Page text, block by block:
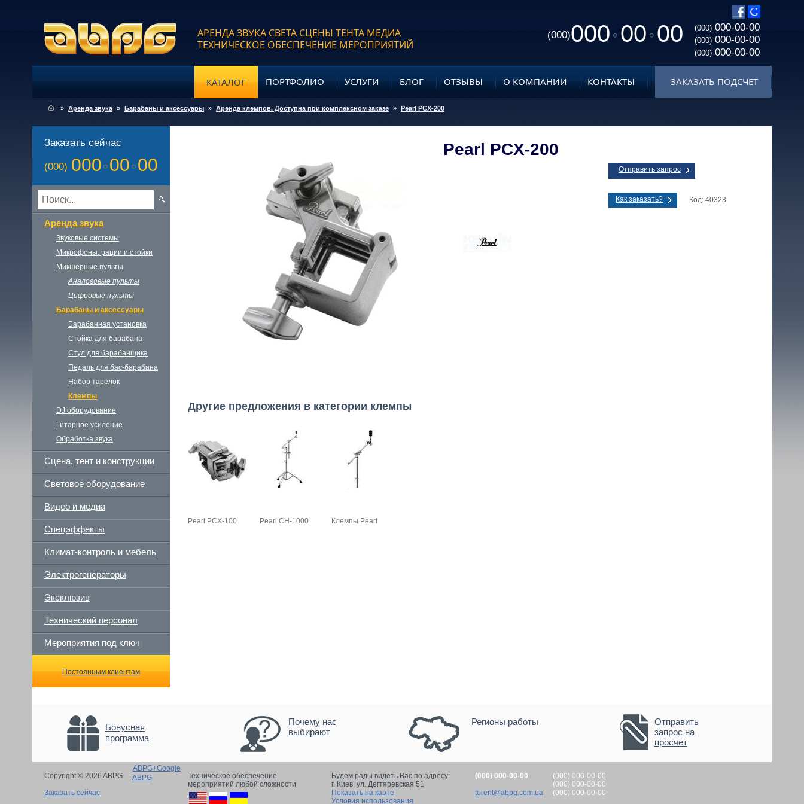
АРЕНДА ЗВУКА СВЕТА СЦЕНЫ ТЕНТА МЕДИА
ТЕХНИЧЕСКОЕ ОБЕСПЕЧЕНИЕ МЕРОПРИЯТИЙ
(000)000 00 00 (000) 000-00-00
(000) 000-00-00
(000) 000-00-00
КАТАЛОГ ПОРТФОЛИО УСЛУГИ БЛОГ ОТЗЫВЫ О КОМПАНИИ КОНТАКТЫ ЗАКАЗАТЬ ПОДСЧЕТ
» Аренда звука » Барабаны и аксессуары » Аренда клемпов. Доступна при комплексном заказе » Pearl PCX-200
Заказать сейчас
(000) 000 00 00
Аренда звука
Звуковые системы
Микрофоны, рации и стойки
Микшерные пульты
Аналоговые пульты
Цифровые пульты
Барабаны и аксессуары
Барабанная установка
Стойка для барабана
Стул для барабанщика
Педаль для бас-барабана
Набор тарелок
Клемпы
DJ oборудование
Гитарное усиление
Обработка звука
Сцена, тент и конструкции
Световое оборудование
Видео и медиа
Спецэффекты
Климат-контроль и мебель
Электрогенераторы
Эксклюзив
Технический персонал
Мероприятия под ключ
Постоянным клиентам
Pearl PCX-200
Отправить запрос
Как заказать? Код: 40323
Другие предложения в категории клемпы
Pearl PCX-100 Pearl CH-1000 Клемпы Pearl
Бонусная
программа
Почему нас
выбирают
Регионы работы
Отправить
запрос на
просчет
ABPG
Copyright © 2026 ABPG
Заказать сейчас
Техническое обеспечение
мероприятий любой сложности
Будем рады видеть Вас по адресу:
г. Киев, ул. Дегтяревская 51
Показать на карте
Условия использования
(000) 000-00-00
torent@abpg.com.ua
(000) 000-00-00
(000) 000-00-00
(000) 000-00-00
ABPG+Google